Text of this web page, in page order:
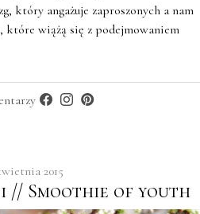
który angażuje zaproszonych a nam
które wiążą się z podejmowaniem
2015
// Smoothie of youth